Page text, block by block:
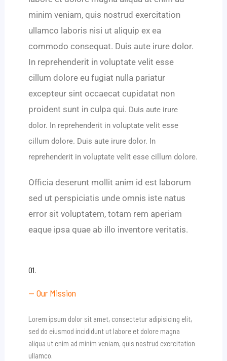
minim veniam, quis nostrud exercitation
ullamco laboris nisi ut aliquip ex ea
commodo consequat. Duis aute irure dolor.
In reprehenderit in voluptate velit esse
cillum dolore eu fugiat nulla pariatur
excepteur sint occaecat cupidatat non
proident sunt in culpa qui. Duis aute irure
dolor. In reprehenderit in voluptate velit esse
cillum dolore. Duis aute irure dolor. In
reprehenderit in voluptate velit esse cillum dolore.
Officia deserunt mollit anim id est laborum
sed ut perspiciatis unde omnis iste natus
error sit voluptatem, totam rem aperiam
eaque ipsa quae ab illo inventore veritatis.
01.
— Our Mission
Lorem ipsum dolor sit amet, consectetur adipisicing elit,
sed do eiusmod incididunt ut labore et dolore magna
aliqua ut enim ad minim veniam, quis nostrud exercitation
ullamco.